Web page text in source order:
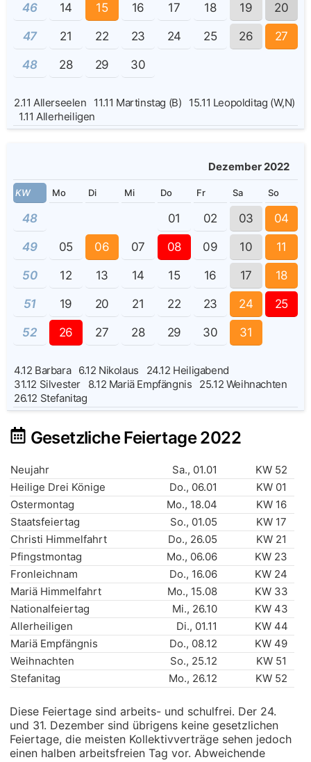
46 14 15 16 17 18 19 20
47 21 22 23 24 25 26 27
48 28 29 30
2.11 Allerseelen 11.11 Martinstag (B) 15.11 Leopolditag (W,N)
1.11 Allerheiligen
Dezember 2022
KW Mo Di Mi Do Fr Sa So
48 01 02 03 04
49 05 06 07 08 09 10 11
50 12 13 14 15 16 17 18
51 19 20 21 22 23 24 25
52 26 27 28 29 30 31
4.12 Barbara 6.12 Nikolaus 24.12 Heiligabend
31.12 Silvester 8.12 Mariä Empfängnis 25.12 Weihnachten
26.12 Stefanitag
Gesetzliche Feiertage 2022
Neujahr Sa., 01.01
KW 52
Heilige Drei Könige
Do., 06.01
KW 01
Ostermontag
Mo., 18.04
KW 16
Staatsfeiertag
So., 01.05
KW 17
Christi Himmelfahrt
Do., 26.05
KW 21
Pfingstmontag
Mo., 06.06
KW 23
Fronleichnam
Do., 16.06
KW 24
Mariä Himmelfahrt
Mo., 15.08
KW 33
Nationalfeiertag
Mi., 26.10
KW 43
Allerheiligen
Di., 01.11
KW 44
Mariä Empfängnis
Do., 08.12
KW 49
Weihnachten
So., 25.12
KW 51
Stefanitag
Mo., 26.12 KW 52
Diese Feiertage sind arbeits- und schulfrei. Der 24.
und 31. Dezember sind übrigens keine gesetzlichen
Feiertage, die meisten Kollektivverträge sehen jedoch
einen halben arbeitsfreien Tag vor. Abweichende